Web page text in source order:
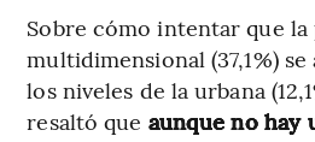
Sobre cómo intentar que la
multidimensional (37,1%)
los niveles de la urbana
resaltó que aunque no hay